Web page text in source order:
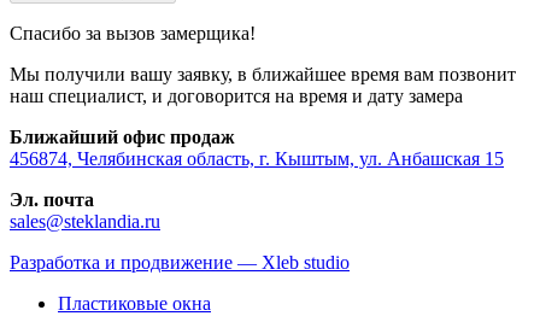
Спасибо за вызов замерщика!
Мы получили вашу заявку, в ближайшее время вам позвонит
наш специалист, и договорится на время и дату замера
Ближайший офис продаж
456874, Челябинская область, г. Кыштым, ул. Анбашская 15
Эл. почта
sales@steklandia.ru
Разработка и продвижение — Xleb studio
Пластиковые окна